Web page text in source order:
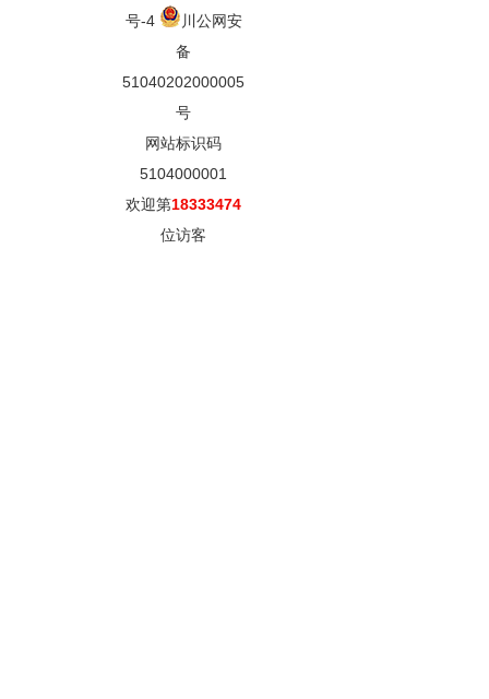
号-4
川公网安
备
51040202000005
号
网站标识码
5104000001
欢迎第18333474
位访客